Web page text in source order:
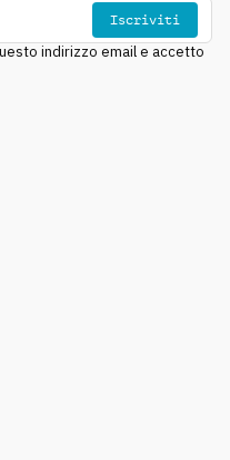
Iscriviti
indirizzo email e accetto